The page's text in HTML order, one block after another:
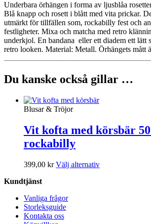
Underbara örhängen i forma av ljusblåa
Blå knapp och rosett i blått med vita prickar.
utmärkt för tillfällen som, rockabilly fest och
festligheter. Mixa och matcha med retro
underkjol. En bandana eller ett diadem ett lätt
retro looken. Material: Metall. Örhängets mått
Du kanske också gillar …
Blusar & Tröjor
Vit kofta med körsbär
rockabilly
399,00 kr Välj alternativDen
Kundtjänst
Vanliga frågor
Storleksguide
Kontakta oss